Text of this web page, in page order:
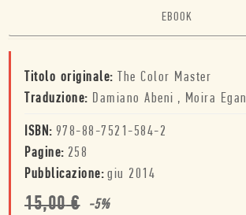
EBOOK
Titolo originale: The Color Master
Traduzione: Damiano Abeni , Moira Egan
ISBN: 978-88-7521-584-2
Pagine: 258
Pubblicazione: giu 2014
15,00€ -5%